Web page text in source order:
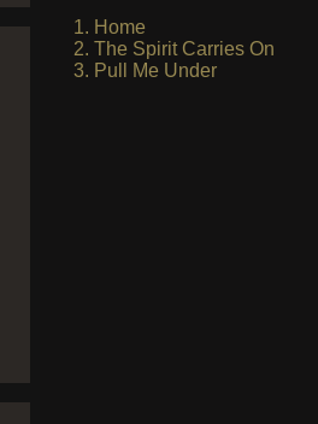
Home
The Spirit Carries On
Pull Me Under